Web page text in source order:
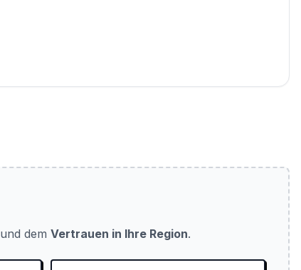
und dem Vertrauen in Ihre Region.